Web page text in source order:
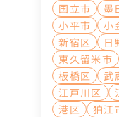
国立市
墨
小平市
小
新宿区
日
東久留米市
板橋区
武
江戸川区
港区
狛江